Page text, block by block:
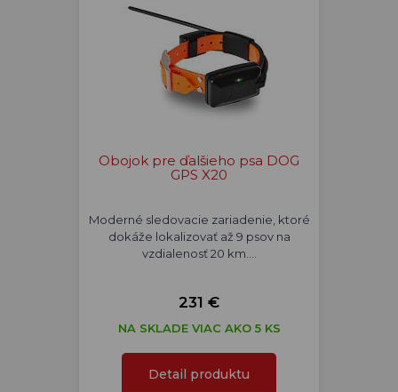
Obojok pre ďalšieho psa DOG
GPS X20
Moderné sledovacie zariadenie, ktoré
dokáže lokalizovať až 9 psov na
vzdialenosť 20 km.…
231 €
NA SKLADE VIAC AKO 5 KS
Detail produktu